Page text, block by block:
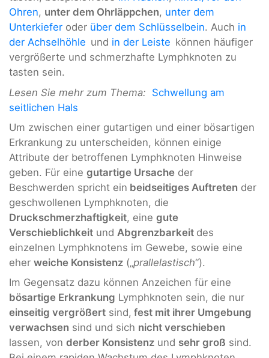
Ohren, unter dem Ohrläppchen, unter dem
Unterkiefer oder über dem Schlüsselbein. Auch in
der Achselhöhle und in der Leiste können häufiger
vergrößerte und schmerzhafte Lymphknoten zu
tasten sein.
Lesen Sie mehr zum Thema: Schwellung am
seitlichen Hals
Um zwischen einer gutartigen und einer bösartigen
Erkrankung zu unterscheiden, können einige
Attribute der betroffenen Lymphknoten Hinweise
geben. Für eine gutartige Ursache der
Beschwerden spricht ein beidseitiges Auftreten der
geschwollenen Lymphknoten, die
Druckschmerzhaftigkeit, eine gute
Verschieblichkeit und Abgrenzbarkeit des
einzelnen Lymphknotens im Gewebe, sowie eine
eher weiche Konsistenz („prallelastisch“).
Im Gegensatz dazu können Anzeichen für eine
bösartige Erkrankung Lymphknoten sein, die nur
einseitig vergrößert sind, fest mit ihrer Umgebung
verwachsen sind und sich nicht verschieben
lassen, von derber Konsistenz und sehr groß sind.